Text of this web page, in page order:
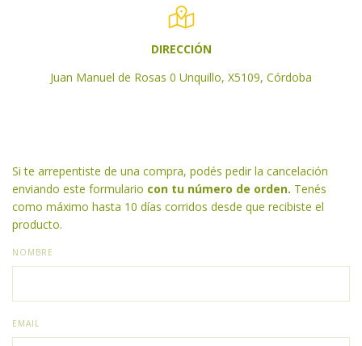
DIRECCIÓN
Juan Manuel de Rosas 0 Unquillo, X5109, Córdoba
Si te arrepentiste de una compra, podés pedir la cancelación
enviando este formulario con tu número de orden. Tenés
como máximo hasta 10 días corridos desde que recibiste el
producto.
NOMBRE
EMAIL